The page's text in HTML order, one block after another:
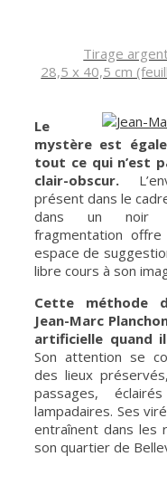
Tirage
28,5 x 40,5 cm
Le
mystère est
tout ce qui n’est
clair-obscur.
présent dans le
dans un noir
fragmentation
espace de
libre cours à son
Cette méthode
Jean-Marc
artificielle quand
Son attention se
des lieux
passages,
lampadaires. Ses
entraînent dans les
son quartier de